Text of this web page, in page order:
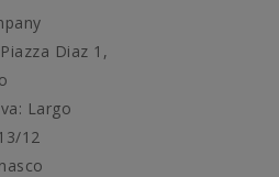
Diaz 1,
Largo
12